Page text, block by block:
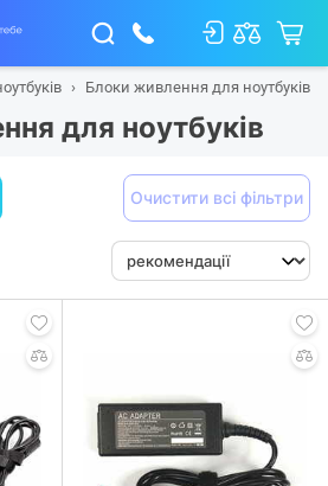
Блоки живлення для ноутбуків
для ноутбуків
Очистити всі фільтри